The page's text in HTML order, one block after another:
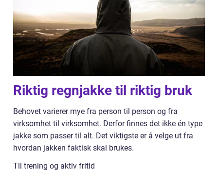
Riktig regnjakke til riktig bruk
Behovet varierer mye fra person til person og fra
virksomhet til virksomhet. Derfor finnes det ikke én type
jakke som passer til alt. Det viktigste er å velge ut fra
hvordan jakken faktisk skal brukes.
Til trening og aktiv fritid